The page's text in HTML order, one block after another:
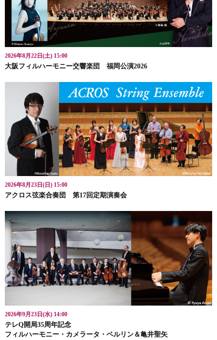
2026年8月22日(土) 15:00
大阪フィルハーモニー交響楽団 福岡公演2026
2026年8月23日(日) 15:00
アクロス弦楽合奏団 第17回定期演奏会
2026年9月23日(水) 14:00
テレQ開局35周年記念
フィルハーモニー・カメラータ・ベルリン＆亀井聖矢